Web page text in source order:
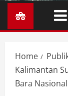
Home
Kalimantan
Bara Nasional